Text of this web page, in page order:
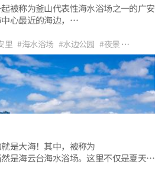
被称为釜山代表性海水浴场之一的广安
心最近的海边，
客们口味的多样的美食店盛宴，
处的特色空间，
渲染成粉色的南川洞樱花街。
的大海，广安里蕴藏的魅力无穷无尽。
里 #海水浴场 #水边公园 #夜景
#香蕉船 #冲浪 #立桨冲浪 #咖啡馆
#家庭旅行 #广安里海水浴场
休假 #与恋人同游 #自然 #与朋友同游
#海洋之旅
是大海！其中，被称为
是海云台海水浴场。这里不仅是夏天，